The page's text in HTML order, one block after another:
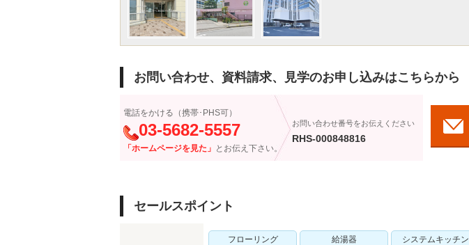
お問い合わせ、資料請求、見学のお申し込みはこちらから
電話をかける（携帯･PHS可）
03-5682-5557
「ホームページを見た」 とお伝え下さい。
お問い合わせ番号をお伝えください
RHS-000848816
セールスポイント
フローリング 給湯器 システムキッチン